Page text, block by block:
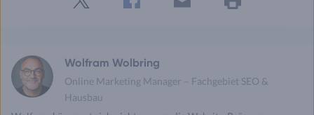
Wolfram Wolbring
Online Marketing Manager – Fachgebiet SEO &
Hausbau